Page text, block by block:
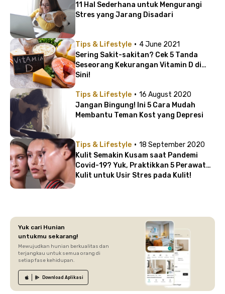
11 Hal Sederhana untuk Mengurangi
Stres yang Jarang Disadari
Tips & Lifestyle · 4 June 2021
Sering Sakit-sakitan? Cek 5 Tanda
Seseorang Kekurangan Vitamin D di
Sini!
Tips & Lifestyle · 16 August 2020
Jangan Bingung! Ini 5 Cara Mudah
Membantu Teman Kost yang Depresi
Tips & Lifestyle · 18 September 2020
Kulit Semakin Kusam saat Pandemi
Covid-19? Yuk, Praktikkan 5 Perawatan
Kulit untuk Usir Stres pada Kulit!
Yuk cari Hunian
untukmu sekarang!
Mewujudkan hunian berkualitas dan
terjangkau untuk semua orang di
setiap fase kehidupan.
Download Aplikasi